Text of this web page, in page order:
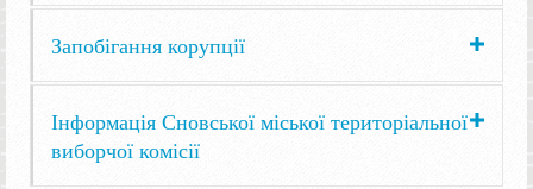
Запобігання корупції
Інформація Сновської міської територіальної
виборчої комісії